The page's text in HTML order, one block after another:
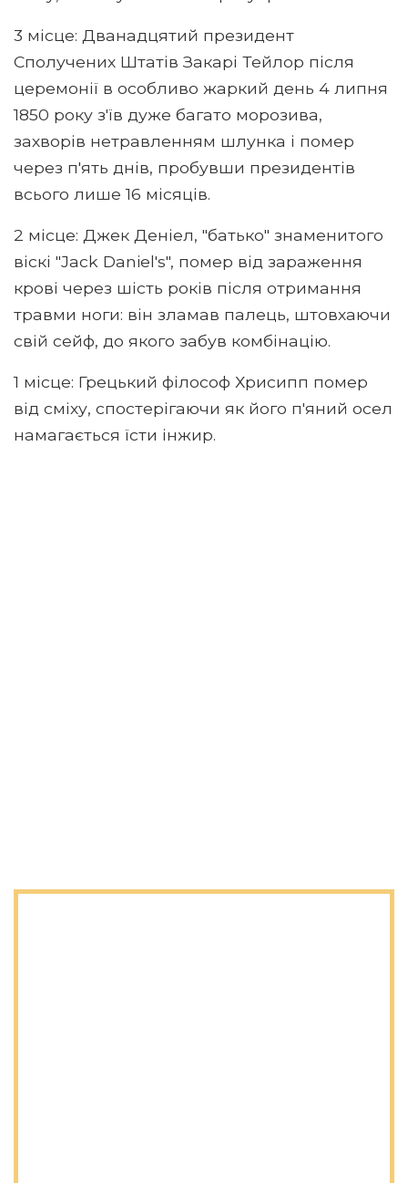
3 місце: Дванадцятий президент
Сполучених Штатів Закарі Тейлор після
церемонії в особливо жаркий день 4 липня
1850 року з'їв дуже багато морозива,
захворів нетравленням шлунка і помер
через п'ять днів, пробувши президентів
всього лише 16 місяців.
2 місце: Джек Деніел, "батько" знаменитого
віскі "Jack Daniel's", помер від зараження
крові через шість років після отримання
травми ноги: він зламав палець, штовхаючи
свій сейф, до якого забув комбінацію.
1 місце: Грецький філософ Хрисипп помер
від сміху, спостерігаючи як його п'яний осел
намагається їсти інжир.